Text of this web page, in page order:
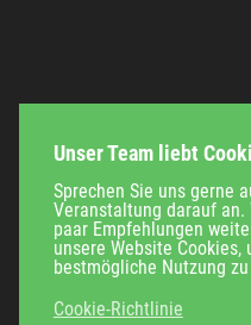
Unser Team liebt
Sprechen Sie uns gerne
Veranstaltung darauf an.
paar Empfehlungen
unsere Website Cookies,
bestmögliche Nutzung
Cookie-Richtlinie